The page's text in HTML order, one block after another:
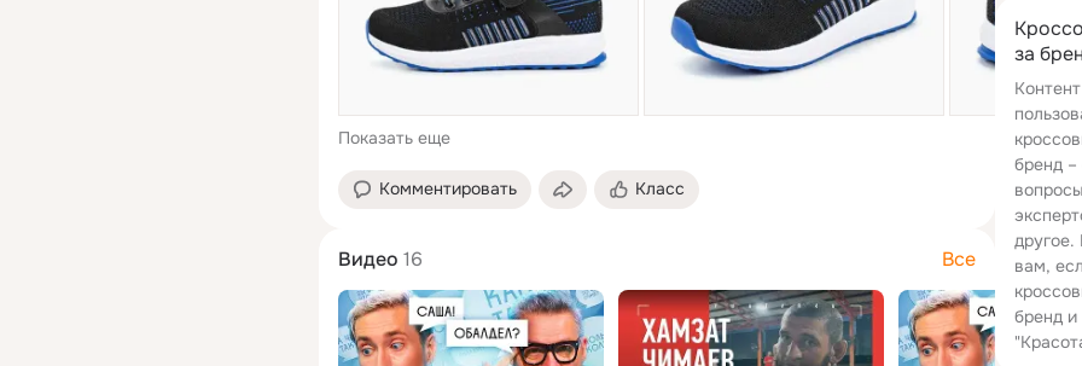
за
бренд
другое.
вам,
бренд и
Показать еще
Комментировать Класс
Видео 16 Все